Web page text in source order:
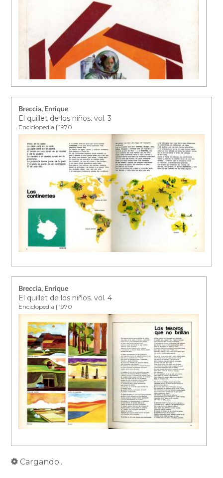
Breccia, Enrique
El quillet de los niños. vol. 3
Enciclopedia | 1970
Breccia, Enrique
El quillet de los niños. vol. 4
Enciclopedia | 1970
Cargando...